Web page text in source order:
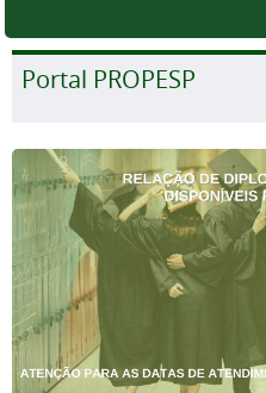
Portal PROPESP